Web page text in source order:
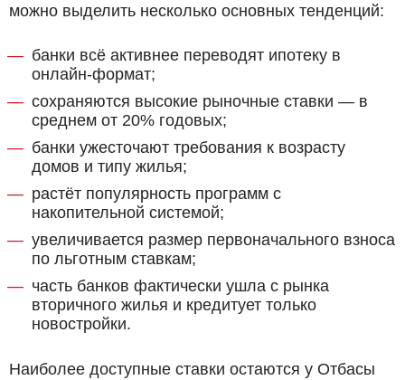
можно выделить несколько основных тенденций:
банки всё активнее переводят ипотеку в
онлайн-формат;
сохраняются высокие рыночные ставки — в
среднем от 20% годовых;
банки ужесточают требования к возрасту
домов и типу жилья;
растёт популярность программ с
накопительной системой;
увеличивается размер первоначального взноса
по льготным ставкам;
часть банков фактически ушла с рынка
вторичного жилья и кредитует только
новостройки.
Наиболее доступные ставки остаются у Отбасы